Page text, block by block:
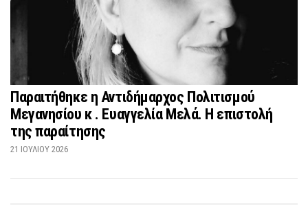
Παραιτήθηκε η Αντιδήμαρχος Πολιτισμού
Μεγανησίου κ . Ευαγγελία Μελά. Η επιστολή
της παραίτησης
21 ΙΟΥΛΊΟΥ 2026